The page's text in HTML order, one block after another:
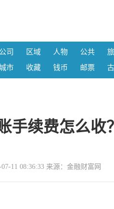
公司 区域 人物 公共
市 收藏 钱币 邮票
手续费怎么收
07-11 08:36:33 来源：金融财富网